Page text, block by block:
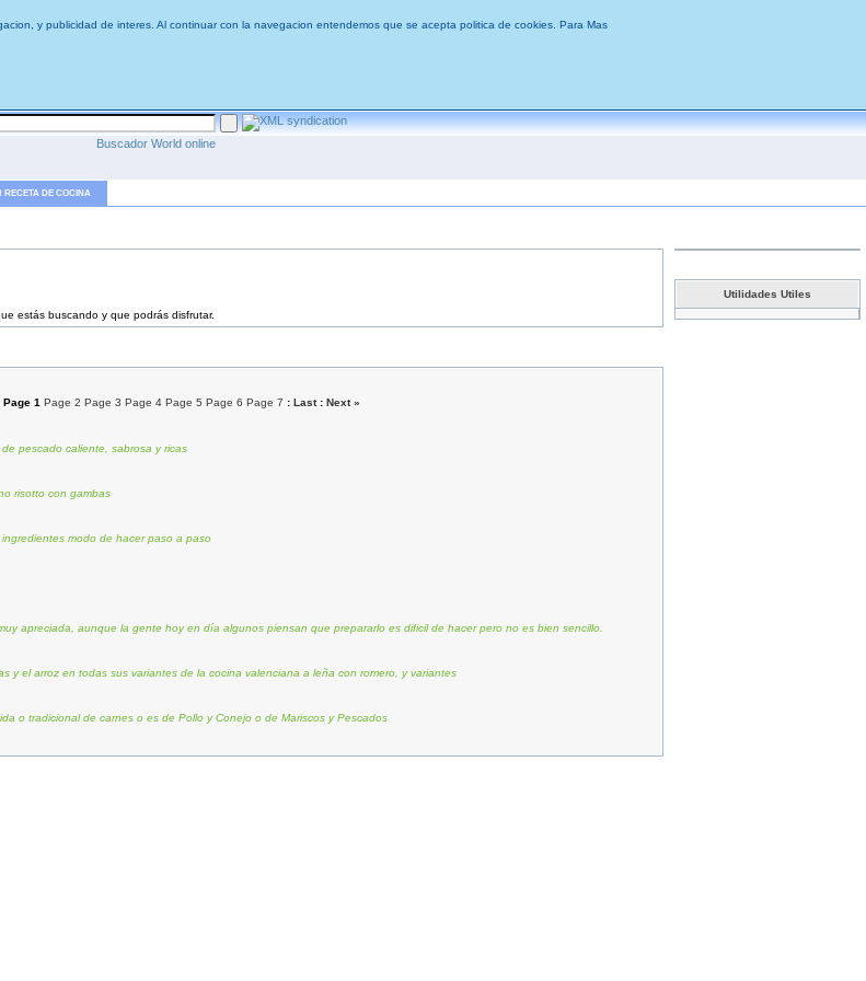
y publicidad de interes. Al continuar con la navegacion entendemos que se acepta politica de cookies. Para Mas
Buscador World online
RECETA DE COCINA
estás buscando y que podrás disfrutar.
Page 1 Page 2 Page 3 Page 4 Page 5 Page 6 Page 7 : Last: Next »
pescado caliente, sabrosa y ricas
risotto con gambas
modo de hacer paso a paso
apreciada, aunque la gente hoy en día algunos piensan que prepararlo es dificil de hacer pero no es bien sencillo.
y el arroz en todas sus variantes de la cocina valenciana a leña con romero, y variantes
o tradicional de carnes o es de Pollo y Conejo o de Mariscos y Pescados
Utilidades Utiles